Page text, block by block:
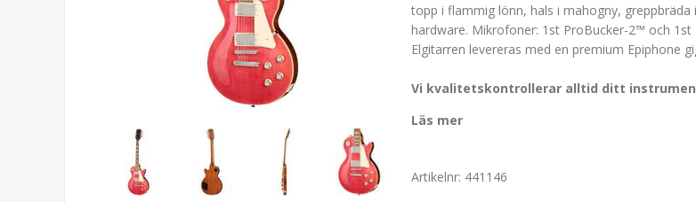
topp i flammig lönn, hals i mahogny,
hardware. Mikrofoner: 1st ProBucker-2™ och 1st
Elgitarren levereras med en premium Epiphone
Vi kvalitetskontrollerar alltid ditt
Läs mer
Artikelnr: 441146